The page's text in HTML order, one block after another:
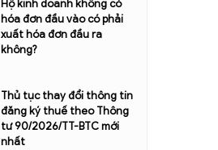
Hộ kinh doanh không có
hóa đơn đầu vào có phải
xuất hóa đơn đầu ra
không?
Thủ tục thay đổi thông tin
đăng ký thuế theo Thông
tư 90/2026/TT-BTC mới
nhất